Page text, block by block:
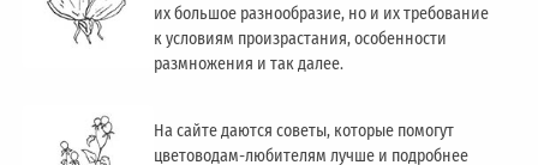
их большое разнообразие, но и их требование
к условиям произрастания, особенности
размножения и так далее.
На сайте даются советы, которые помогут
цветоводам-любителям лучше и подробнее